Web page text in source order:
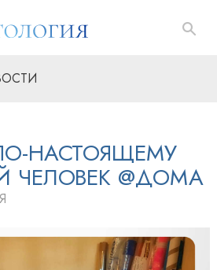
НАСТОЯЩЕМУ
ЧЕЛОВЕК @ДОМА